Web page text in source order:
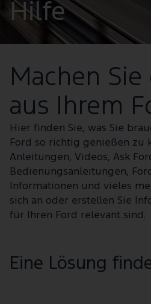
Hilfe
Machen Sie
aus Ihrem
Hier finden Sie, was Sie
Ford so richtig genießen zu
Anleitungen, Videos, Ask
Bedienungsanleitungen,
Informationen und vieles
sich an oder erstellen Sie
für Ihren Ford relevant sind.
Eine Lösung